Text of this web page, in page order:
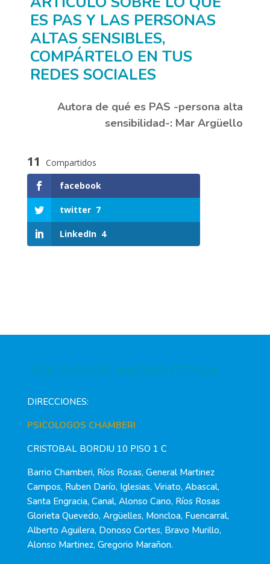
ES PAS Y LAS PERSONAS
ALTAS SENSIBLES,
COMPÁRTELO EN TUS
REDES SOCIALES
Autora de qué es PAS -persona alta
sensibilidad-: Mar Argüello
11
Compartidos
facebook
twitter 7
LinkedIn 4
PSICÓLOGOS MADRID CEPSIM
DIRECCIONES:
PSICOLOGOS CHAMBERI
CRISTOBAL BORDIU 10 PISO 1 C
Barrio Chamberi, Ríos Rosas, General Martinez
Campos, Ruben Darío, Iglesias, Viriato, Abascal,
Santa Engracia, Canal, Alonso Cano, Ríos Rosas
Glorieta Quevedo, Argüelles, Moncloa, Fuencarral,
Alberto Aguilera, Donoso Cortes, Bravo Murillo,
Alonso Martinez, Gregorio Marañon.